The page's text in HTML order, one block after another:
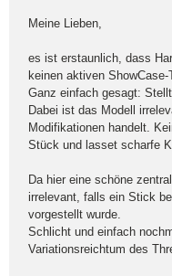
Meine Lieben,
es ist erstaunlich, dass
keinen aktiven
Ganz einfach gesagt:
Dabei ist das Modell
Modifikationen handelt.
Stück und lasset scharfe
Da hier eine schöne
irrelevant, falls ein Stick
vorgestellt wurde.
Schlicht und einfach
Variationsreichtum des